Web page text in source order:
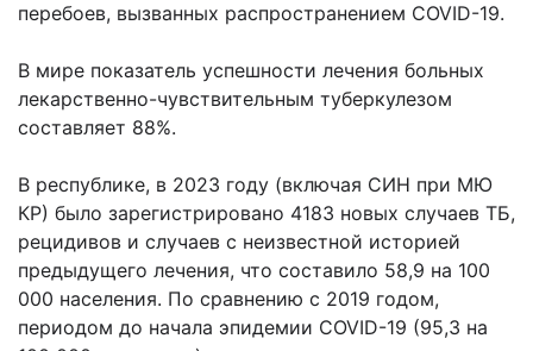
перебоев, вызванных распространением COVID-19.
В мире показатель успешности лечения больных
лекарственно-чувствительным туберкулезом
составляет 88%.
В республике, в 2023 году (включая СИН при МЮ
КР) было зарегистрировано 4183 новых случаев ТБ,
рецидивов и случаев с неизвестной историей
предыдущего лечения, что составило 58,9 на 100
000 населения. По сравнению с 2019 годом,
периодом до начала эпидемии COVID-19 (95,3 на